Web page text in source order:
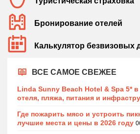
Бронирование отелей
Калькулятор безвизовых
ВСЕ САМОЕ СВЕЖЕЕ
Linda Sunny Beach Hotel & Spa 5*
отеля, пляжа, питания и
Где пожарить мясо и устроить
лучшие места и цены в 2026 году